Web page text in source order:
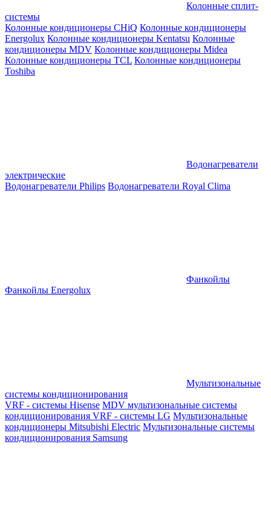
Колонные сплит-
системы
Колонные кондиционеры CHiQ Колонные кондиционеры
Energolux Колонные кондиционеры Kentatsu Колонные
кондиционеры MDV Колонные кондиционеры Midea
Колонные кондиционеры TCL Колонные кондиционеры
Toshiba
Водонагреватели
электрические
Водонагреватели Philips Водонагреватели Royal Clima
Фанкойлы
Фанкойлы Energolux
Мультизональные
системы кондиционирования
VRF - системы Hisense MDV мультизональные системы
кондиционирования VRF - системы LG Мультизональные
кондиционеры Mitsubishi Electric Мультизональные системы
кондиционирования Samsung